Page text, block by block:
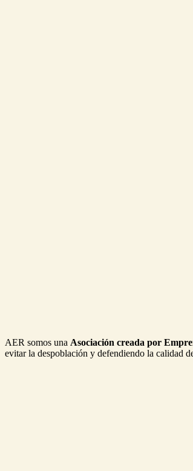
AER somos una Asociación creada por
evitar la despoblación y defendiendo la calidad